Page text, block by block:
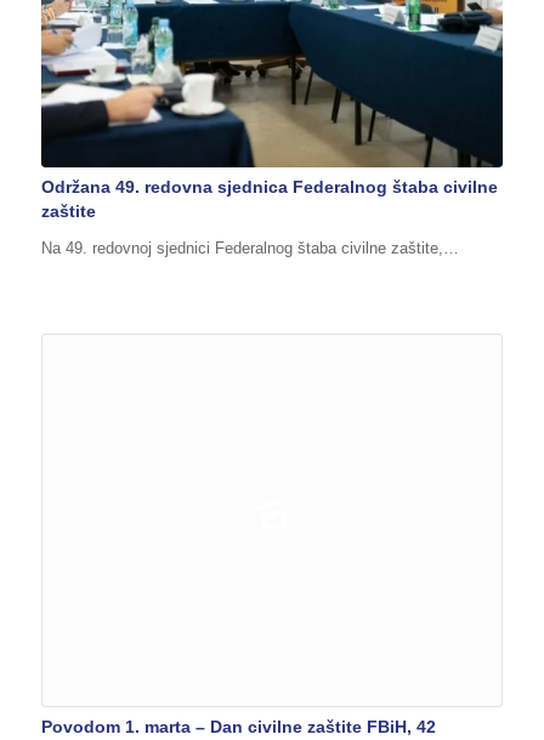
Održana 49. redovna sjednica Federalnog štaba civilne
zaštite
Na 49. redovnoj sjednici Federalnog štaba civilne zaštite,…
Povodom 1. marta – Dan civilne zaštite FBiH, 42